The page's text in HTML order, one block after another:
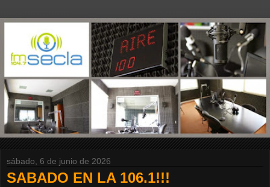
sábado, 6 de junio de 2026
SABADO EN LA 106.1!!!